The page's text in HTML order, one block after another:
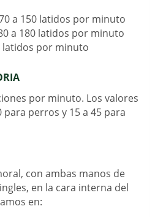
a 150 latidos por minuto
a 180 latidos por minuto
latidos por minuto
por minuto. Los valores
perros y 15 a 45 para
con ambas manos de
en la cara interna del
en: